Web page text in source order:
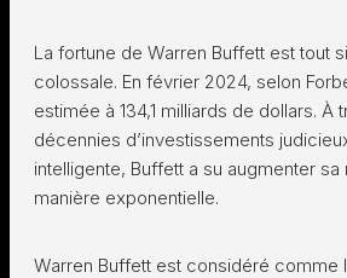
La fortune de Warren Buffett est tout
colossale. En février 2024, selon
estimée à 134,1 milliards de dollars. À
décennies d’investissements
intelligente, Buffett a su augmenter
manière exponentielle.
Warren Buffett est considéré comme